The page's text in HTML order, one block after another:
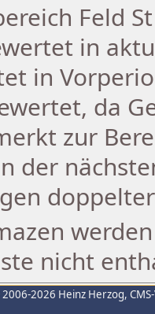
Feld
in
in
da
zur
der
nicht
2026 Heinz Herzog,